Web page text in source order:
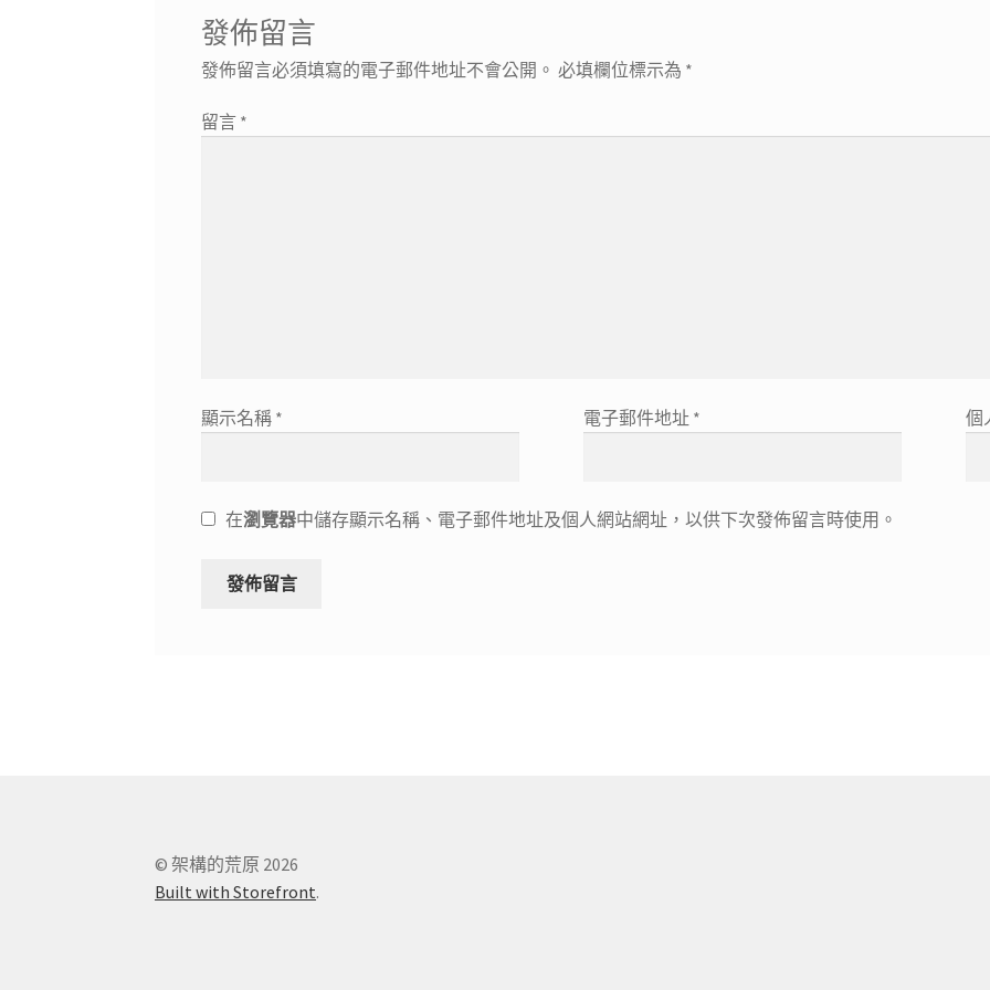
發佈留言
發佈留言必須填寫的電子郵件地址不會公開。 必填欄位標示為 *
留言 *
顯示名稱 * 電子郵件地址 * 個
在瀏覽器中儲存顯示名稱、電子郵件地址及個人網站網址，以供下次發佈留言時使用。
© 架構的荒原 2026
Built with Storefront.